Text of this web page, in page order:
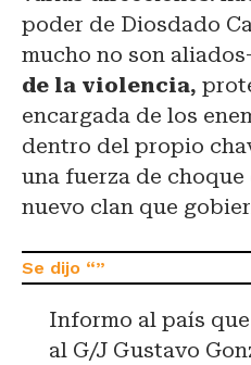
poder de Diosdado
mucho no son
de la violencia,
encargada de los
dentro del propio
una fuerza de
nuevo clan que
Informo al país
al G/J Gustavo